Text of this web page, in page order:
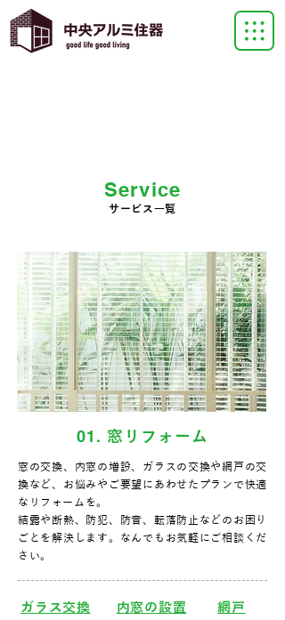
Service
サービス一覧
01 . 窓リフォーム
窓の交換、内窓の増設、ガラスの交換や網戸の交
換など、お悩みやご要望にあわせたプランで快適
なリフォームを。
結露や断熱、防犯、防音、転落防止などのお困り
ごとを解決します。なんでもお気軽にご相談くだ
さい。
ガラス交換 内窓の設置 網戸